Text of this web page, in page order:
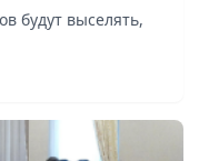
будут выселять,